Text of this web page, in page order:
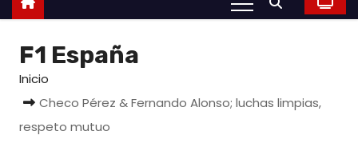
F1 España
Inicio
Checo Pérez & Fernando Alonso; luchas limpias,
respeto mutuo